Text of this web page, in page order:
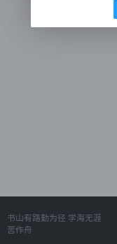
书山有路勤为径 学海无涯
苦作舟